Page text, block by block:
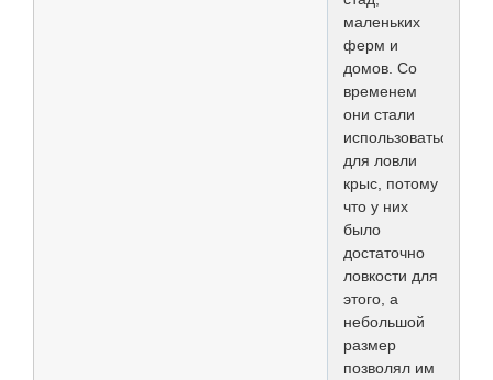
маленьких
ферм и
домов. Со
временем
они стали
использоваться
для ловли
крыс, потому
что у них
было
достаточно
ловкости для
этого, а
небольшой
размер
позволял им